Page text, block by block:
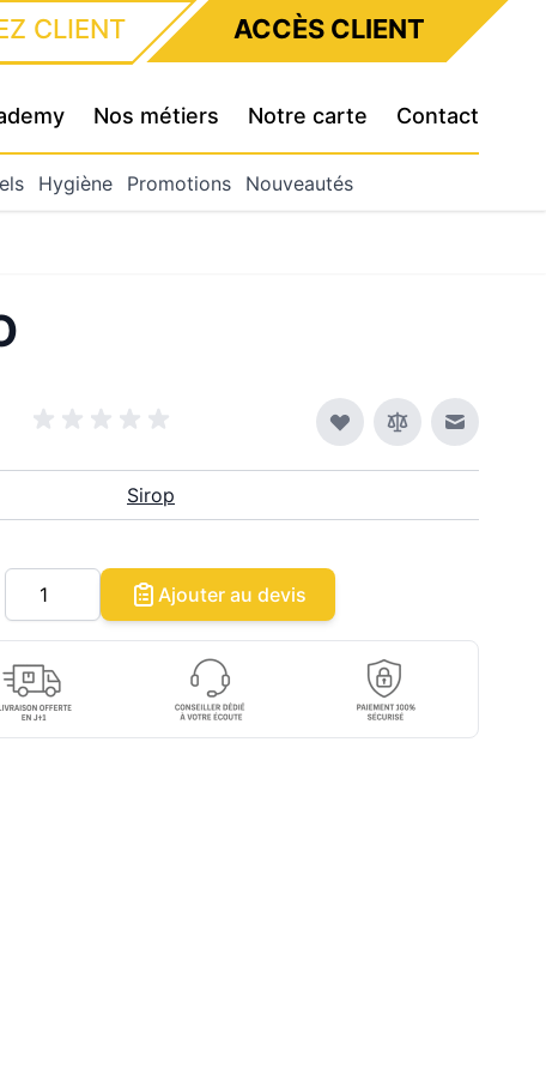
CLIENT ACCÈS CLIENT
Nos métiers Notre carte Contact
Hygiène Promotions
Nouveautés
Envoyer
Sirop
Quantité
Ajouter au devis